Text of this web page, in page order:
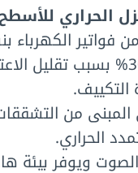
الحراري للأسطح
فواتير الكهرباء
إلى 30% بسبب تقليل
من التشققات
الحراري.
ويوفر بيئة